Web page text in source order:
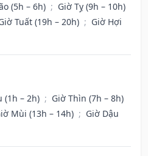
(5h – 6h) ; Giờ Tỵ (9h – 10h)
Tuất (19h – 20h) ; Giờ Hợi
(1h – 2h) ; Giờ Thìn (7h – 8h)
Mùi (13h – 14h) ; Giờ Dậu